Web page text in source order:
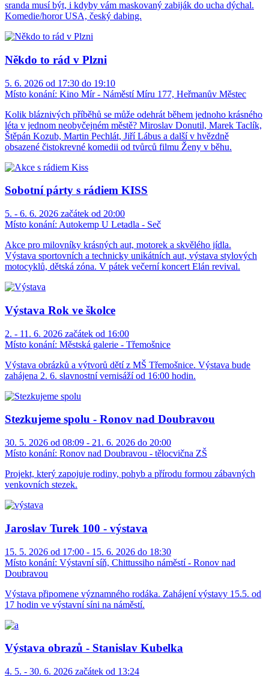
sranda musí být, i kdyby vám maskovaný zabiják do ucha dýchal.
Komedie/horor USA, český dabing.
Někdo to rád v Plzni
5. 6. 2026 od 17:30 do 19:10
Místo konání: Kino Mír - Náměstí Míru 177, Heřmanův Městec
Kolik bláznivých příběhů se může odehrát během jednoho krásného
léta v jednom neobyčejném městě? Miroslav Donutil, Marek Taclík,
Štěpán Kozub, Martin Pechlát, Jiří Lábus a další v hvězdně
obsazené čistokrevné komedii od tvůrců filmu Ženy v běhu.
Sobotní párty s rádiem KISS
5. - 6. 6. 2026 začátek od 20:00
Místo konání: Autokemp U Letadla - Seč
Akce pro milovníky krásných aut, motorek a skvělého jídla.
Výstava sportovních a technicky unikátních aut, výstava stylových
motocyklů, dětská zóna. V pátek večerní koncert Elán revival.
Výstava Rok ve školce
2. - 11. 6. 2026 začátek od 16:00
Místo konání: Městská galerie - Třemošnice
Výstava obrázků a výtvorů dětí z MŠ Třemošnice. Výstava bude
zahájena 2. 6. slavnostní vernisáží od 16:00 hodin.
Stezkujeme spolu - Ronov nad Doubravou
30. 5. 2026 od 08:09 - 21. 6. 2026 do 20:00
Místo konání: Ronov nad Doubravou - tělocvična ZŠ
Projekt, který zapojuje rodiny, pohyb a přírodu formou zábavných
venkovních stezek.
Jaroslav Turek 100 - výstava
15. 5. 2026 od 17:00 - 15. 6. 2026 do 18:30
Místo konání: Výstavní síň, Chittussiho náměstí - Ronov nad
Doubravou
Výstava připomene významného rodáka. Zahájení výstavy 15.5. od
17 hodin ve výstavní síni na náměstí.
Výstava obrazů - Stanislav Kubelka
4. 5. - 30. 6. 2026 začátek od 13:24